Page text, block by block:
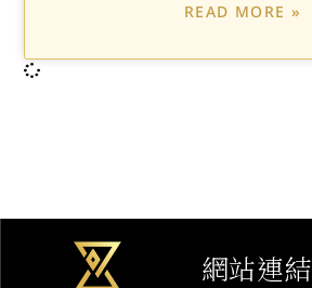
READ MORE »
網站連結